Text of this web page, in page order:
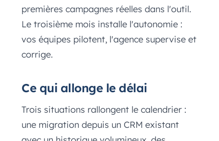
premières campagnes réelles dans l'outil.
Le troisième mois installe l'autonomie :
vos équipes pilotent, l'agence supervise et
corrige.
Ce qui allonge le délai
Trois situations rallongent le calendrier :
une migration depuis un CRM existant